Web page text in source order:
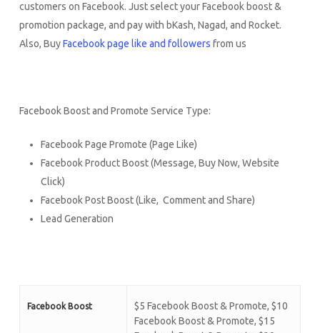
customers on Facebook. Just select your Facebook boost &
promotion package, and pay with bKash, Nagad, and Rocket.
Also, BuyFacebook page like and followers from us
Facebook Boost and Promote Service Type:
Facebook Page Promote (Page Like)
Facebook Product Boost (Message, Buy Now, Website
Click)
Facebook Post Boost (Like, Comment and Share)
Lead Generation
Facebook Boost
$5 Facebook Boost & Promote, $10
Facebook Boost & Promote, $15